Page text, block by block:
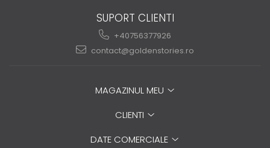
SUPORT CLIENTI
+40756377926
contact@goldenstories.ro
MAGAZINUL MEU
CLIENTI
DATE COMERCIALE